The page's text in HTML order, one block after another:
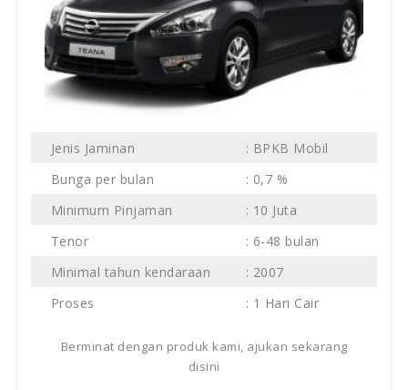
Jenis Jaminan
: BPKB Mobil
Bunga per bulan
: 0,7 %
Minimum Pinjaman
: 10 Juta
Tenor
: 6-48 bulan
Minimal tahun kendaraan
: 2007
Proses
: 1 Hari Cair
Berminat dengan produk kami, ajukan sekarang
disini